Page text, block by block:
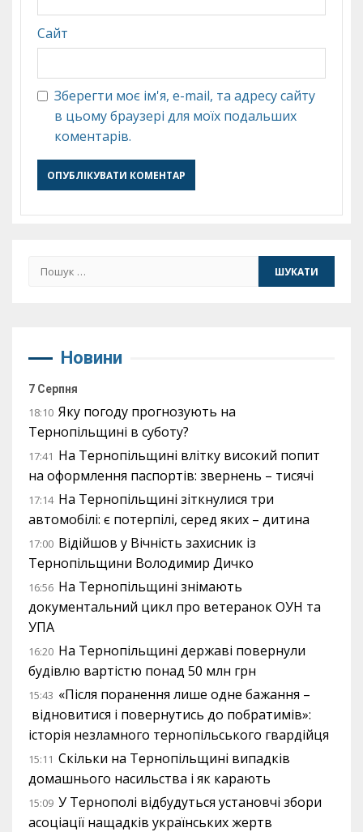
Сайт
Зберегти моє ім'я, e-mail, та адресу сайту
в цьому браузері для моїх подальших
коментарів.
Пошук:
Новини
7 Серпня
18:10 Яку погоду прогнозують на
Тернопільщині в суботу?
17:41 На Тернопільщині влітку високий попит
на оформлення паспортів: звернень – тисячі
17:14 На Тернопільщині зіткнулися три
автомобілі: є потерпілі, серед яких – дитина
17:00 Відійшов у Вічність захисник із
Тернопільщини Володимир Дичко
16:56 На Тернопільщині знімають
документальний цикл про ветеранок ОУН та
УПА
16:20 На Тернопільщині державі повернули
будівлю вартістю понад 50 млн грн
15:43 «Після поранення лише одне бажання –
відновитися і повернутись до побратимів»:
історія незламного тернопільського гвардійця
15:11 Скільки на Тернопільщині випадків
домашнього насильства і як карають
15:09 У Тернополі відбудуться установчі збори
асоціації нащадків українських жертв